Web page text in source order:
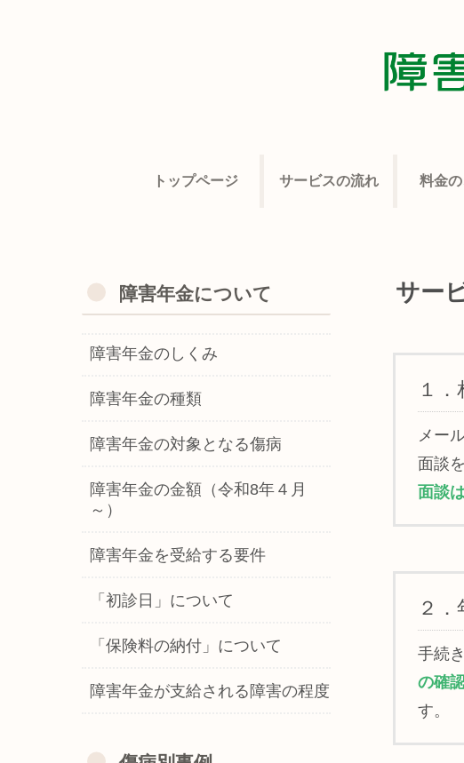
トップページ サービスの流れ 料金
サー
１
メー
面談
面談
２
手続
の確
す。
障害年金について
障害年金のしくみ
障害年金の種類
障害年金の対象となる傷病
障害年金の金額（令和8年４月
～）
障害年金を受給する要件
「初診日」について
「保険料の納付」について
障害年金が支給される障害の程度